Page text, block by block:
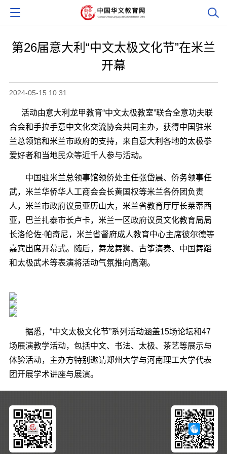
第26届意大利“中文太极文化节”在米兰
开幕
2024-05-15 10:31
活动由意大利龙甲教育“中文太极教室”联合全意功夫联
合会和手拉手意中文化交流协会共同主办，获得中国驻米
兰总领馆和米兰市政府的支持，来自意大利各地的太极拳
爱好者和当地民众等近千人参与活动。
中国驻米兰总领事馆领侨处主任张岱晨、侨务领事任
武，米兰华侨华人工商会会长黄国权等米兰各侨团负责
人，米兰市政府议员亚历山大，米兰省教育厅厅长莱蒂西
亚，巴兰扎泰市长卢卡，米兰一区政府议员文化教育局局
长洛伦佐·帕奇尼，米兰省督府成人教育中心主席彼尔德等
嘉宾出席开幕式。随后，舞龙舞狮、古筝演奏、中国舞蹈
和太极武术等表演将活动气氛推向高潮。
据悉，“中文太极文化节”系列活动涵盖15场论坛和47
场展演教学活动，包括中文、书法、太极、茶艺等展示与
体验活动，主办方特别邀请郑州大学与河南理工大学代表
团开展学术讲座与展演。